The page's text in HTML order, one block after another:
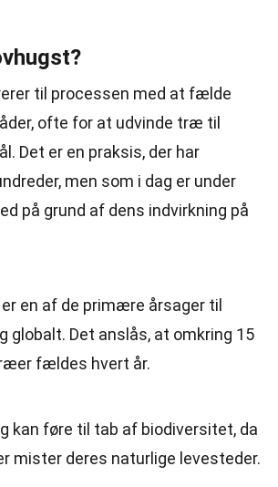
til processen med at fælde
ofte for at udvinde træ til
Det er en praksis, der har
men som i dag er under
på grund af dens indvirkning på
en af de primære årsager til
globalt. Det anslås, at omkring 15
fældes hvert år.
kan føre til tab af biodiversitet, da
mister deres naturlige levesteder.